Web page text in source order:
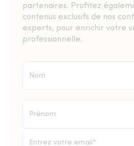
partenaires. Profitez
contenus exclusifs de nos
experts, pour enrichir votre
professionnelle.